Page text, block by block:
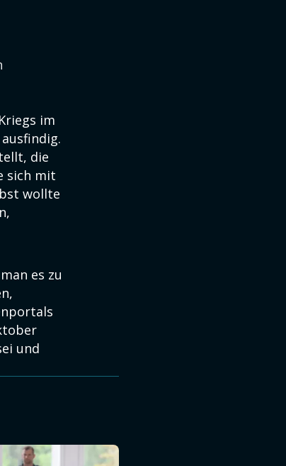
im
die
sich mit
wollte
es zu
und